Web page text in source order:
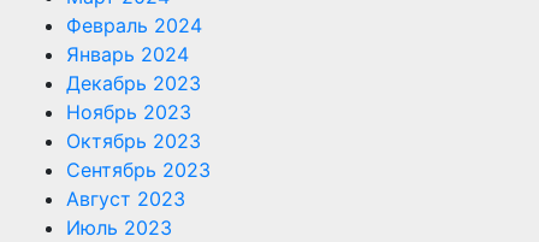
Февраль 2024
Январь 2024
Декабрь 2023
Ноябрь 2023
Октябрь 2023
Сентябрь 2023
Август 2023
Июль 2023